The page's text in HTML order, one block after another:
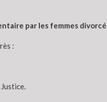
par les femmes
: